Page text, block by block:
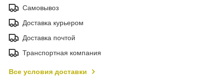
Самовывоз
Доставка курьером
Доставка почтой
Транспортная компания
Все условия доставки